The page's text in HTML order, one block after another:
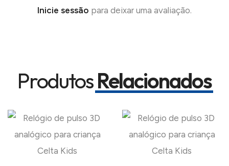
Inicie sessão para deixar uma avaliação.
ProdutosRelacionados